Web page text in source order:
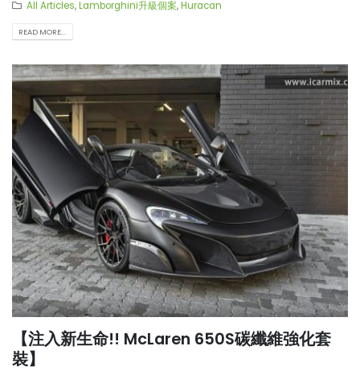
All Articles,Lamborghini升級個案,Huracan
READ MORE...
【注入新生命!! McLaren 650S碳纖維強化套
裝】